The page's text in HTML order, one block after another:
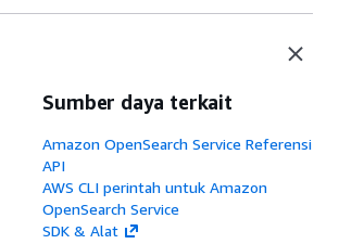
Sumber daya terkait
Amazon OpenSearch Service Referensi
API
AWS CLI perintah untuk Amazon
OpenSearch Service
SDK & Alat